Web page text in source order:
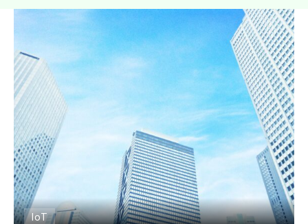
よくあるご質問
会社概要
ご利用中の方へ
サイトマップ
IoT